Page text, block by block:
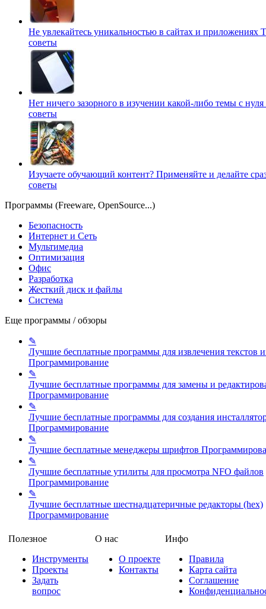
Не увлекайтесь уникальностью в сайтах и приложениях
советы
Нет ничего зазорного в изучении какой-либо темы с нуля
советы
Изучаете обучающий контент? Применяйте и делайте
советы
Программы (Freeware, OpenSource...)
Безопасность
Интернет и Сеть
Мультимедиа
Оптимизация
Офис
Разработка
Жесткий диск и файлы
Система
Еще программы / обзоры
✎
Лучшие бесплатные программы для извлечения текстов
Программирование
✎
Лучшие бесплатные программы для замены и
Программирование
✎
Лучшие бесплатные программы для создания
Программирование
✎
Лучшие бесплатные менеджеры шрифтов
✎
Лучшие бесплатные утилиты для просмотра NFO файлов
Программирование
✎
Лучшие бесплатные шестнадцатеричные редакторы (hex)
Программирование
Полезное
Инструменты
Проекты
Задать
вопрос
О нас
О проекте
Контакты
Инфо
Правила
Карта сайта
Соглашение